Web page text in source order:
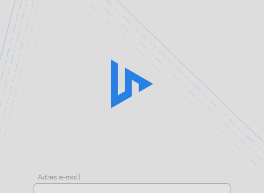
Adres e-mail